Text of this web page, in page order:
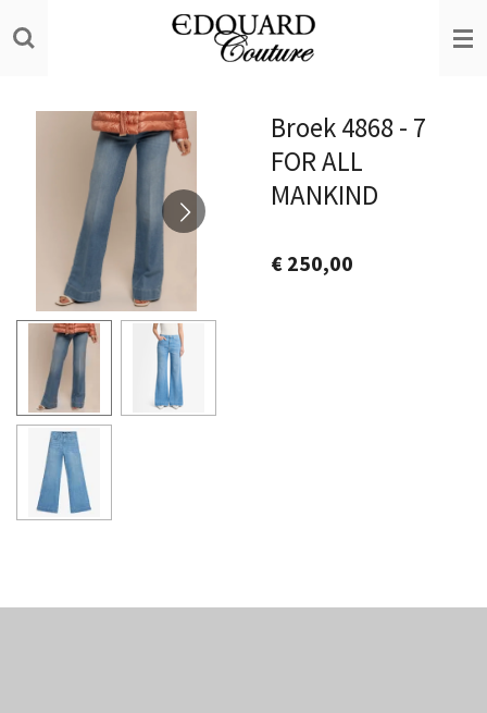
direct
hoofdinhoud
Broek 4868 - 7
FOR ALL
MANKIND
€ 250,00